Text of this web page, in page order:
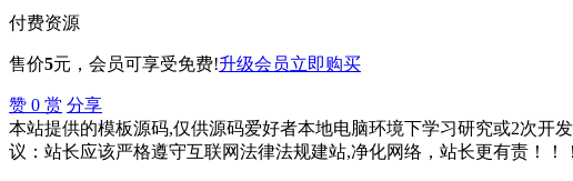
付费资源
售价5元 ，会员可享受免费!升级会员立即购买
赞 0 赏 分享
本站提供的模板源码,仅供源码爱好者本地电脑环境下学习研究或2次开
议：站长应该严格遵守互联网法律法规建站,净化网络，站长更有责！！！